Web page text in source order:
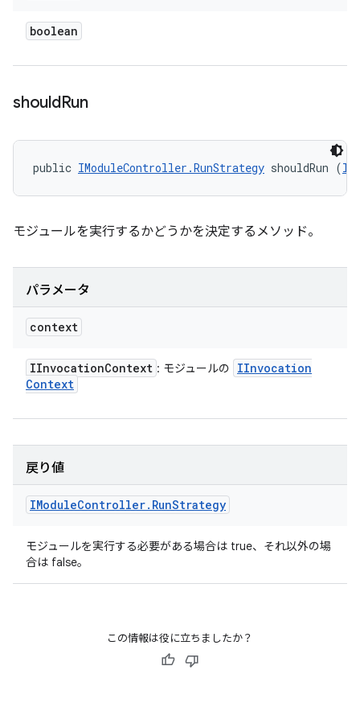
boolean
shouldRun
public IModuleController.RunStrategy shouldRun (
モジュールを実行するかどうかを決定するメソッド。
パラメータ
context
IInvocationContext : モジュールの
IInvocation
Context
戻り値
IModuleController. RunStrategy
モジュールを実行する必要がある場合は true、それ以外の場
合は false。
この情報は役に立ちましたか？